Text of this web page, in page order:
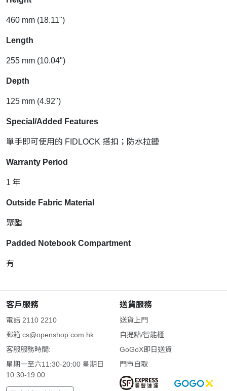
460 mm (18.11")
Length
255 mm (10.04")
Depth
125 mm (4.92")
Special/Added Features
單手即可使用的 FIDLOCK 搭扣；防水拉鏈
Warranty Period
1 年
Outside Fabric Material
聚酯
Padded Notebook Compartment
有
客戶服務
電話 2110 2210
郵箱 cs@openshop.com.hk
客服服務時間:
星期一至六11:30-20:00 星期日
10:30-19:00
送貨服務
送貨上門
自提點/智能櫃
GoGoX即日送貨
門市自取